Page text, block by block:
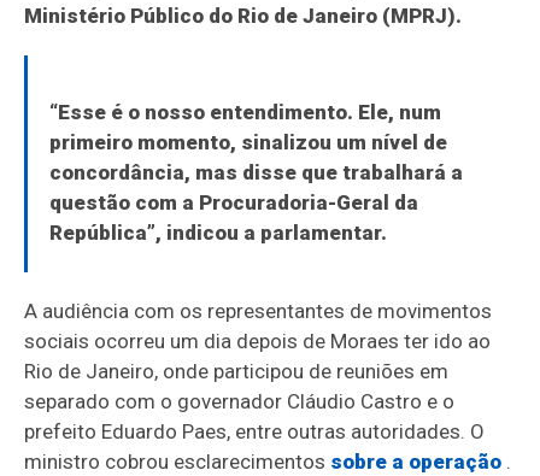
Ministério Público do Rio de Janeiro (MPRJ).
“Esse é o nosso entendimento. Ele, num
primeiro momento, sinalizou um nível de
concordância, mas disse que trabalhará a
questão com a Procuradoria-Geral da
República”, indicou a parlamentar.
A audiência com os representantes de movimentos
sociais ocorreu um dia depois de Moraes ter ido ao
Rio de Janeiro, onde participou de reuniões em
separado com o governador Cláudio Castro e o
prefeito Eduardo Paes, entre outras autoridades. O
ministro cobrou esclarecimentos sobre a operação .